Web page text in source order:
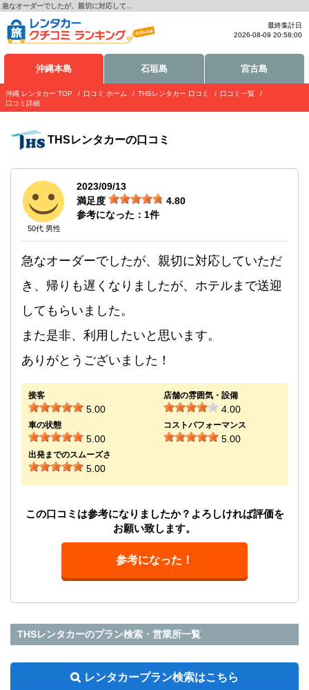
急なオーダーでしたが、親切に対応して...
最終集計日
2026-08-09 20:58:00
沖縄本島 石垣島 宮古島
沖縄 レンタカー TOP 口コミ ホーム THSレンタカー 口コミ
口コミ一覧
口コミ詳細
THSレンタカーの口コミ
50代 男性
2023/09/13
満足度
4.80
参考になった： 1件
急なオーダーでしたが、親切に対応していただ
き、帰りも遅くなりましたが、ホテルまで送迎
してもらいました。
また是非、利用したいと思います。
ありがとうございました！
接客
5.00
店舗の雰囲気・設備
4.00
車の状態
5.00
コストパフォーマンス
5.00
出発までのスムーズさ
5.00
この口コミは参考になりましたか？よろしければ評価を
お願い致します。
参考になった！
THSレンタカーのプラン検索・営業所一覧
レンタカープラン検索はこちら